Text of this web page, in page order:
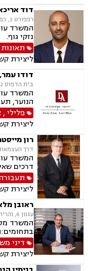
דוד
רפפורט 3, כפר סבא
המשרד
נזקי גוף.
ליצירת
דודו
בית הדפוס 12, ירושלים
המשרד
הנוער,
פסילת
קטינים,
רישום
בדרכים
פלילי,
ליצירת
רון
דרך העצמאות 51,
המשרד
דרכים
מופרזת,
תעבורה
ליצירת
ראובן
עגנון 6, נהריה
המשרד
צוואות
ממון,
בשכרות,
בדרכים,
דיני
ליצירת